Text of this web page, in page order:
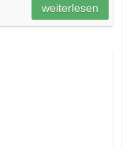
weiterlesen